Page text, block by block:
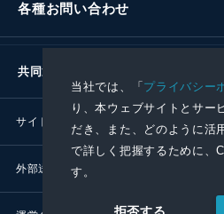
当社では、「プライバシー
り、本ウェブサイトとサー
だき、また、どのように活
で詳しく把握するために、
す。
各種お問い合わせ
共同通信社グループ
サイトポリシー
外部送信ポリシー